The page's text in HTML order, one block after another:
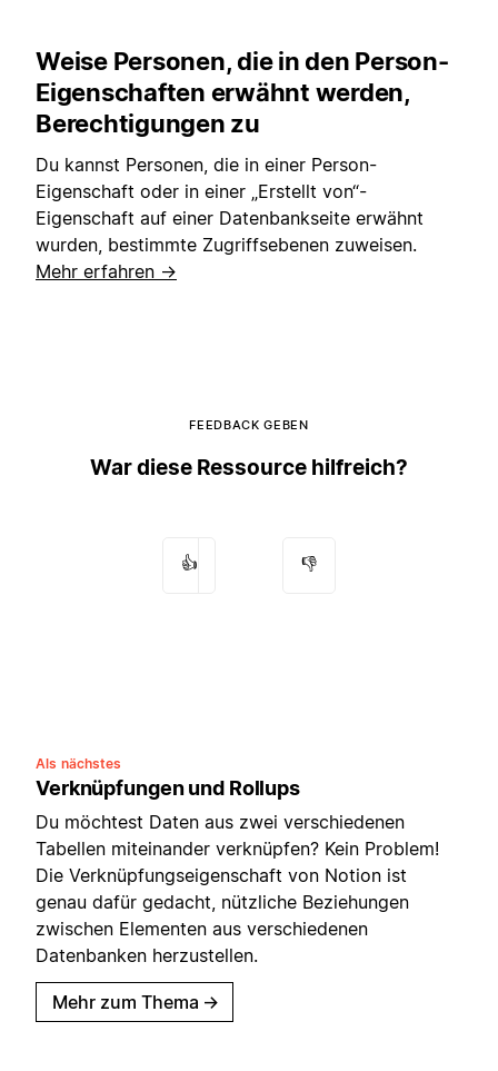
Weise Personen, die in den Person-
Eigenschaften erwähnt werden,
Berechtigungen zu
Du kannst Personen, die in einer Person-
Eigenschaft oder in einer „Erstellt von“-
Eigenschaft auf einer Datenbankseite erwähnt
wurden, bestimmte Zugriffsebenen zuweisen.
Mehr erfahren →
FEEDBACK GEBEN
War diese Ressource hilfreich?
👍 👎
Als nächstes
Verknüpfungen und Rollups
Du möchtest Daten aus zwei verschiedenen
Tabellen miteinander verknüpfen? Kein Problem!
Die Verknüpfungseigenschaft von Notion ist
genau dafür gedacht, nützliche Beziehungen
zwischen Elementen aus verschiedenen
Datenbanken herzustellen.
Mehr zum Thema →